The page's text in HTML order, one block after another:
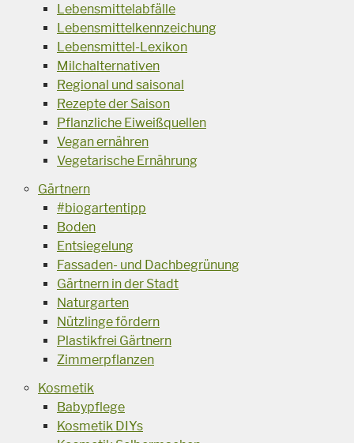
Lebensmittelabfälle
Lebensmittelkennzeichung
Lebensmittel-Lexikon
Milchalternativen
Regional und saisonal
Rezepte der Saison
Pflanzliche Eiweißquellen
Vegan ernähren
Vegetarische Ernährung
Gärtnern
#biogartentipp
Boden
Entsiegelung
Fassaden- und Dachbegrünung
Gärtnern in der Stadt
Naturgarten
Nützlinge fördern
Plastikfrei Gärtnern
Zimmerpflanzen
Kosmetik
Babypflege
Kosmetik DIYs